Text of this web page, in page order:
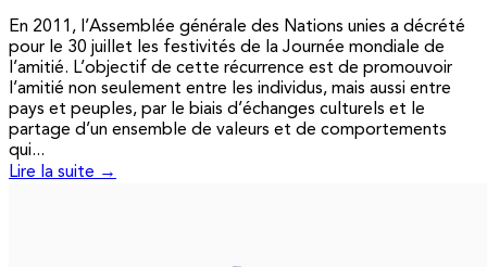
En 2011, l’Assemblée générale des Nations unies a décrété
pour le 30 juillet les festivités de la Journée mondiale de
l’amitié. L’objectif de cette récurrence est de promouvoir
l’amitié non seulement entre les individus, mais aussi entre
pays et peuples, par le biais d’échanges culturels et le
partage d’un ensemble de valeurs et de comportements
qui...
Lire la suite →